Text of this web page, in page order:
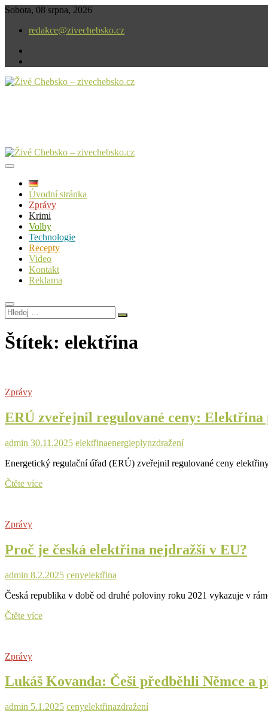
Skip
content
Sobota, 08 srpna, 2026
redakce@zivechebsko.cz
Úvodní stránka
Zprávy
Krimi
Volby
Technologie
Recepty
Video
Kontakt
Reklama
Hledej
…
Štítek: elektřina
Zprávy
ERÚ zveřejnil regulované ceny:
admin 30.11.2025 elektřinaenergieplynzdražení
Energetický regulační úřad (ERÚ) zveřejnil regulované ceny
Čtěte víceERÚ
domácnosti
mírně
plyn
zdraží
v
o
Zprávy
Proč je česká elektřina nejdražší v EU?
admin 8.2.2025 cenyelektřina
Česká republika v době od druhé poloviny roku 2021 vykazuje v
Čtěte víceProč
EU?
Zprávy
Lukáš Kovanda: Češi předběhli Němce a
admin 5.1.2025 cenyelektřinazdražení